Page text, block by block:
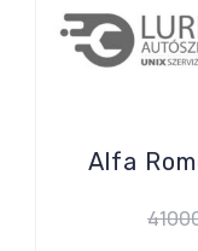
Alfa